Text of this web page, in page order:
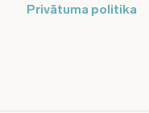
Privātuma politika